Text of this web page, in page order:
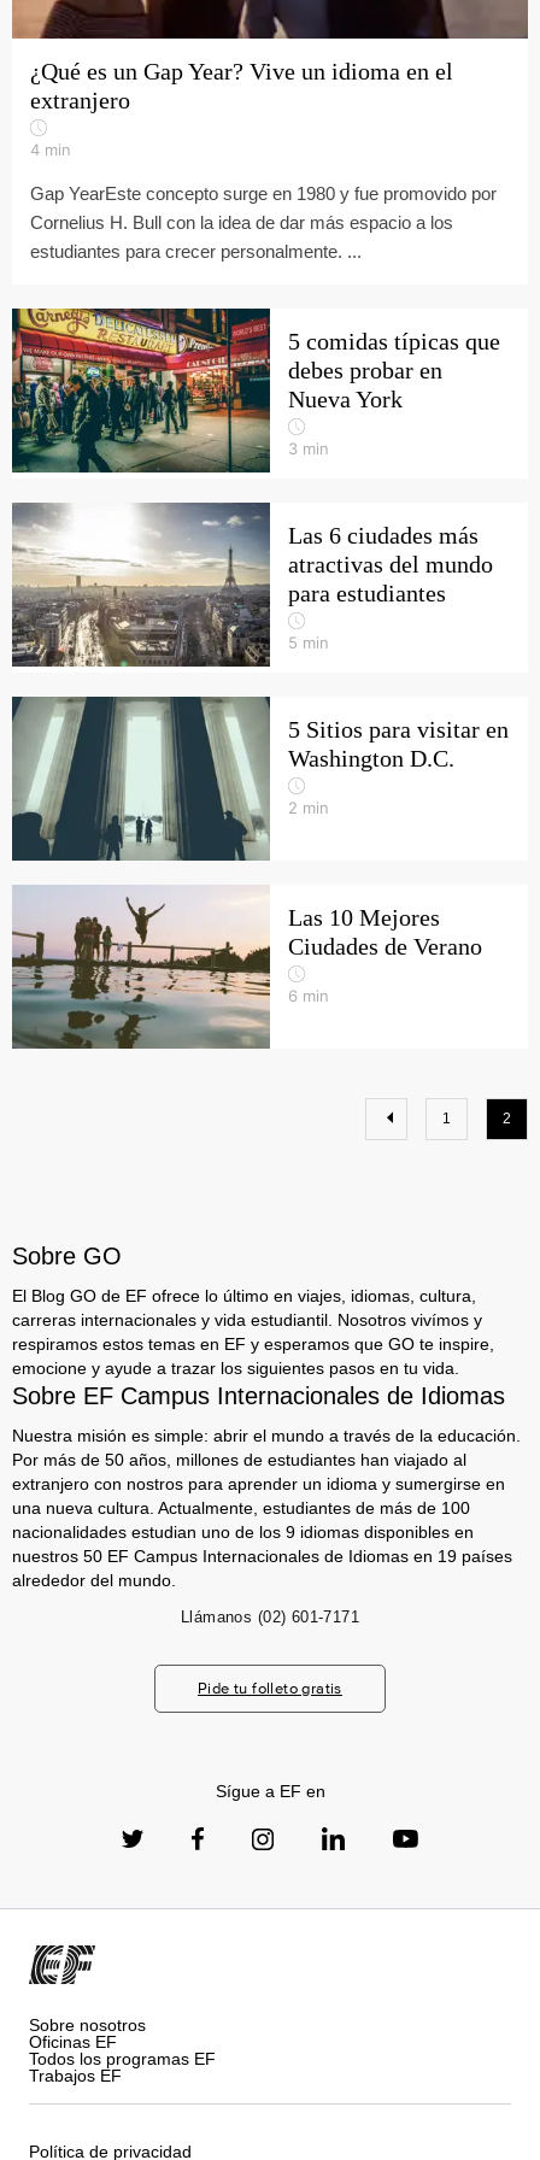
¿Qué es un Gap Year? Vive un idioma en el
extranjero
4 min
Gap YearEste concepto surge en 1980 y fue promovido por
Cornelius H. Bull con la idea de dar más espacio a los
estudiantes para crecer personalmente. ...
5 comidas típicas que
debes probar en
Nueva York
3 min
Las 6 ciudades más
atractivas del mundo
para estudiantes
5 min
5 Sitios para visitar en
Washington D.C.
2 min
Las 10 Mejores
Ciudades de Verano
6 min
1 2
Sobre GO
El Blog GO de EF ofrece lo último en viajes, idiomas, cultura,
carreras internacionales y vida estudiantil. Nosotros vivímos y
respiramos estos temas en EF y esperamos que GO te inspire,
emocione y ayude a trazar los siguientes pasos en tu vida.
Sobre EF Campus Internacionales de Idiomas
Nuestra misión es simple: abrir el mundo a través de la educación.
Por más de 50 años, millones de estudiantes han viajado al
extranjero con nostros para aprender un idioma y sumergirse en
una nueva cultura. Actualmente, estudiantes de más de 100
nacionalidades estudian uno de los 9 idiomas disponibles en
nuestros 50 EF Campus Internacionales de Idiomas en 19 países
alrededor del mundo.
Llámanos (02) 601-7171
Pide tu folleto gratis
Sígue a EF en
Sobre nosotros
Oficinas EF
Todos los programas EF
Trabajos EF
Política de privacidad